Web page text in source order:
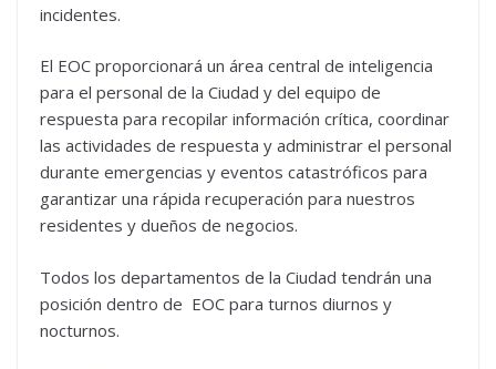
incidentes.
El EOC proporcionará un área central de inteligencia
para el personal de la Ciudad y del equipo de
respuesta para recopilar información crítica, coordinar
las actividades de respuesta y administrar el personal
durante emergencias y eventos catastróficos para
garantizar una rápida recuperación para nuestros
residentes y dueños de negocios.
Todos los departamentos de la Ciudad tendrán una
posición dentro de EOC para turnos diurnos y
nocturnos.